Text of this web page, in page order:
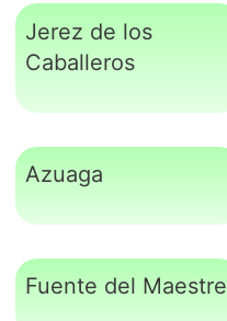
Jerez de los
Caballeros
Azuaga
Fuente del Maestre